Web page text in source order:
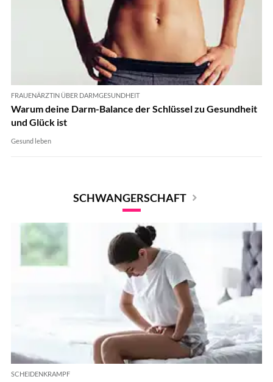
FRAUENÄRZTIN ÜBER DARMGESUNDHEIT
Warum deine Darm-Balance der Schlüssel zu Gesundheit
und Glück ist
Gesund leben
SCHWANGERSCHAFT
SCHEIDENKRAMPF